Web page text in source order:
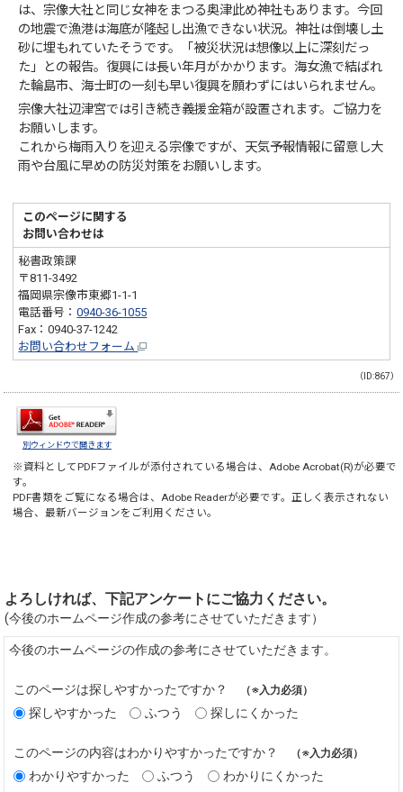
は、宗像大社と同じ女神をまつる奥津此め神社もあります。今回
の地震で漁港は海底が隆起し出漁できない状況。神社は倒壊し土
砂に埋もれていたそうです。「被災状況は想像以上に深刻だっ
た」との報告。復興には長い年月がかかります。海女漁で結ばれ
た輪島市、海士町の一刻も早い復興を願わずにはいられません。
宗像大社辺津宮では引き続き義援金箱が設置されます。ご協力を
お願いします。
これから梅雨入りを迎える宗像ですが、天気予報情報に留意し大
雨や台風に早めの防災対策をお願いします。
このページに関する
お問い合わせは
秘書政策課
〒811-3492
福岡県宗像市東郷1-1-1
電話番号：0940-36-1055
Fax：0940-37-1242
お問い合わせフォーム
（ID:867）
別ウィンドウで開きます
※資料としてPDFファイルが添付されている場合は、 Adobe Acrobat(R)が必要で
す。
PDF書類をご覧になる場合は、 Adobe Readerが必要です。正しく表示されない
場合、最新バージョンをご利用ください。